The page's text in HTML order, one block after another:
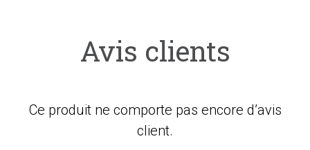
Avis clients
Ce produit ne comporte pas encore d’avis
client.